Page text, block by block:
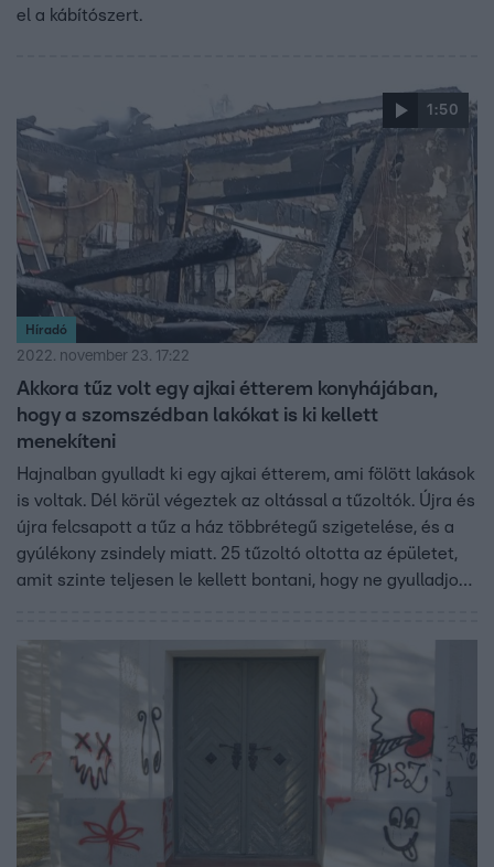
el a kábítószert.
1:50
Híradó
2022. november 23. 17:22
Akkora tűz volt egy ajkai étterem konyhájában,
hogy a szomszédban lakókat is ki kellett
menekíteni
Hajnalban gyulladt ki egy ajkai étterem, ami fölött lakások
is voltak. Dél körül végeztek az oltással a tűzoltók. Újra és
újra felcsapott a tűz a ház többrétegű szigetelése, és a
gyúlékony zsindely miatt. 25 tűzoltó oltotta az épületet,
amit szinte teljesen le kellett bontani, hogy ne gyulladjon